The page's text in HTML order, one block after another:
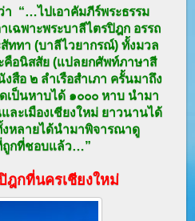
า “…ไปเอาคัมภีร์พระธรรม
เฉพาะพระบาลีไตรปิฎก อรรถ
ททา (บาลีไวยากรณ์) ทั้งมวล
อนิสสัย (แปลยกศัพท์ภาษาสี
สือ ๒ ลำเรือสำเภา ครั้นมาถึง
เป็นหาบได้ ๑๐๐๐ หาบ นำมา
ละเมืองเชียงใหม่ ยาวนานได้
งหลายได้นำมาพิจารณาดู
ถูกที่ชอบแล้ว…”
ฎกที่นครเชียงใหม่